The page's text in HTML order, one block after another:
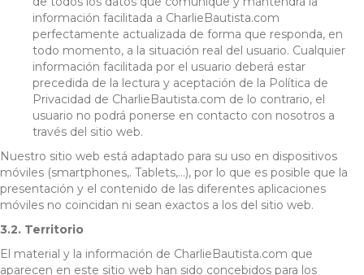
información facilitada a CharlieBautista.com
perfectamente actualizada de forma que responda, en
todo momento, a la situación real del usuario. Cualquier
información facilitada por el usuario deberá estar
precedida de la lectura y aceptación de la Política de
Privacidad de CharlieBautista.com de lo contrario, el
usuario no podrá ponerse en contacto con nosotros a
través del sitio web.
Nuestro sitio web está adaptado para su uso en dispositivos
móviles (smartphones,. Tablets,…), por lo que es posible que la
presentación y el contenido de las diferentes aplicaciones
móviles no coincidan ni sean exactos a los del sitio web.
3.2. Territorio
El material y la información de CharlieBautista.com que
aparecen en este sitio web han sido concebidos para los